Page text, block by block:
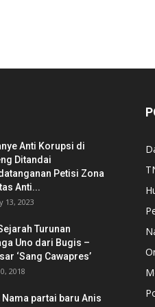
Anti Korupsi di
Ditandai
Petisi Zona
Anti...
13, 2023
Turunan
Uno dari Bugis –
‘Sang Cawapres’
2018
Nama partai baru Anis